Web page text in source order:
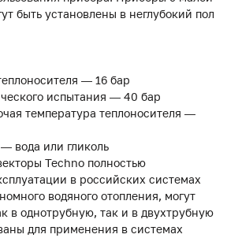
быть установлены в неглубокий пол
— 16 бар
испытания — 40 бар
температура теплоносителя —
вода или гликоль
Techno полностью
в российских системах
водяного отопления, могут
в однотрубную, так и в двухтрубную
для применения в системах